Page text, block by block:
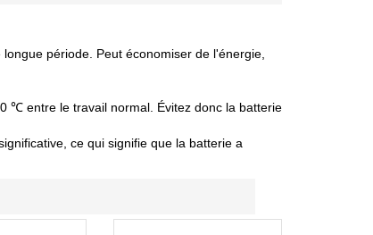
période. Peut économiser de l'énergie,
℃ entre le travail normal. Évitez donc la batterie
ce qui signifie que la batterie a